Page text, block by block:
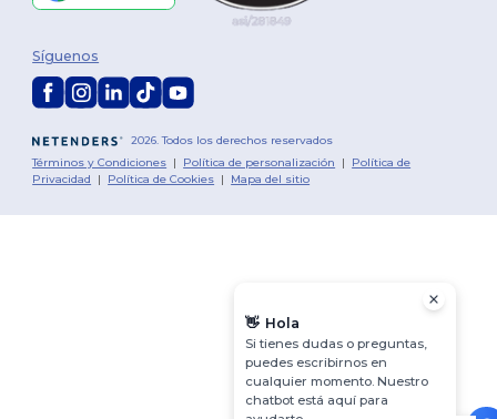
2026. Todos los derechos reservados
Términos y Condiciones | Política de personalización | Política de
Privacidad | Política de Cookies | Mapa del sitio
Síguenos
👋 Hola
Si tienes dudas o preguntas,
puedes escribirnos en
cualquier momento. Nuestro
chatbot está aquí para